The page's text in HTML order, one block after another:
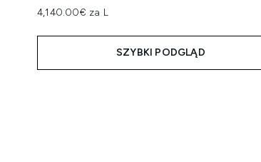
4,140.00€ za L
SZYBKI PODGLĄD